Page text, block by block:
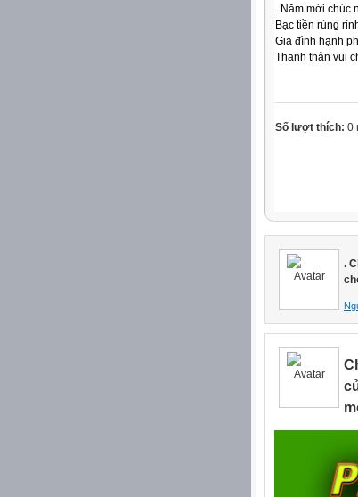
. Năm mới chúc
Bạc tiền rủng
Gia đình hạnh
Thanh thản vui
Số lượt thích: 0
.